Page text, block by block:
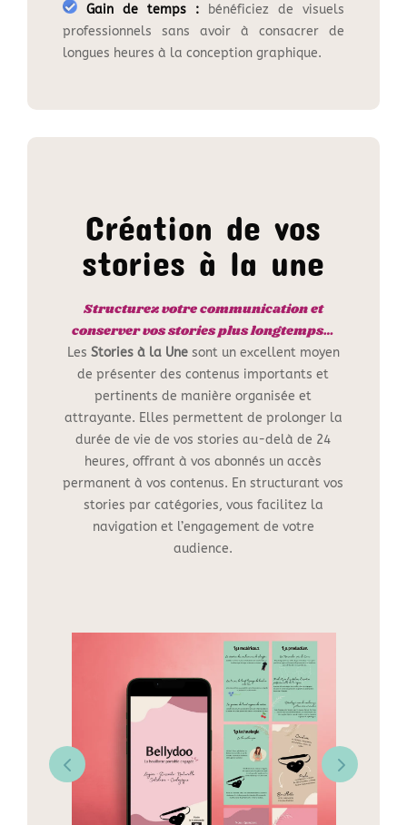
Gain de temps : bénéficiez de visuels
professionnels sans avoir à consacrer de
longues heures à la conception graphique.
Création de vos
stories à la une
Structurez votre communication et
conserver vos stories plus longtemps…
Les Stories à la Unesont un excellent moyen
de présenter des contenus importants et
pertinents de manière organisée et
attrayante. Elles permettent de prolonger la
durée de vie de vos stories au-delà de 24
heures, offrant à vos abonnés un accès
permanent à vos contenus. En structurant vos
stories par catégories, vous facilitez la
navigation et l’engagement de votre
audience.